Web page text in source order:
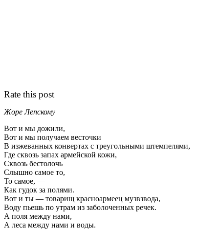
Rate this post
Жоре Лепскому
Вот и мы дожили,
Вот и мы получаем весточки
В изжеванных конвертах с треугольными штемпелями,
Где сквозь запах армейской кожи,
Сквозь бестолочь
Слышно самое то,
То самое, —
Как гудок за полями.
Вот и ты — товарищ красноармеец музвзвода,
Воду пьешь по утрам из заболоченных речек.
А поля между нами,
А леса между нами и воды.